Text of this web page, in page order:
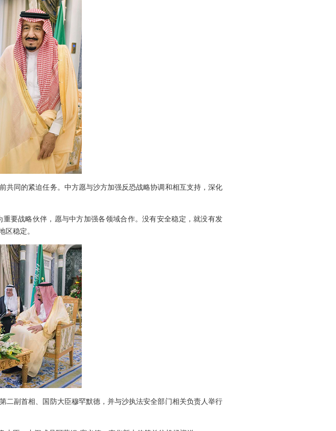
同的紧迫任务。中方愿与沙方加强反恐战略协调和相互支持，深化
战略伙伴，愿与中方加强各领域合作。没有安全稳定，就没有发
区稳定。
副首相、国防大臣穆罕默德，并与沙执法安全部门相关负责人举行